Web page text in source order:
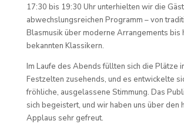
17:30 bis 19:30 Uhr unterhielten wir die
abwechslungsreichen Programm – von
Blasmusik über moderne Arrangements bis
bekannten Klassikern.
Im Laufe des Abends füllten sich die Plätze
Festzelten zusehends, und es entwickelte
fröhliche, ausgelassene Stimmung. Das
sich begeistert, und wir haben uns über den
Applaus sehr gefreut.